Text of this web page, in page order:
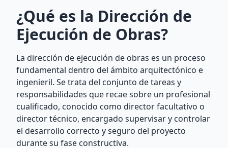
¿Qué es la Dirección de
Ejecución de Obras?
La dirección de ejecución de obras es un proceso
fundamental dentro del ámbito arquitectónico e
ingenieril. Se trata del conjunto de tareas y
responsabilidades que recae sobre un profesional
cualificado, conocido como director facultativo o
director técnico, encargado supervisar y controlar
el desarrollo correcto y seguro del proyecto
durante su fase constructiva.